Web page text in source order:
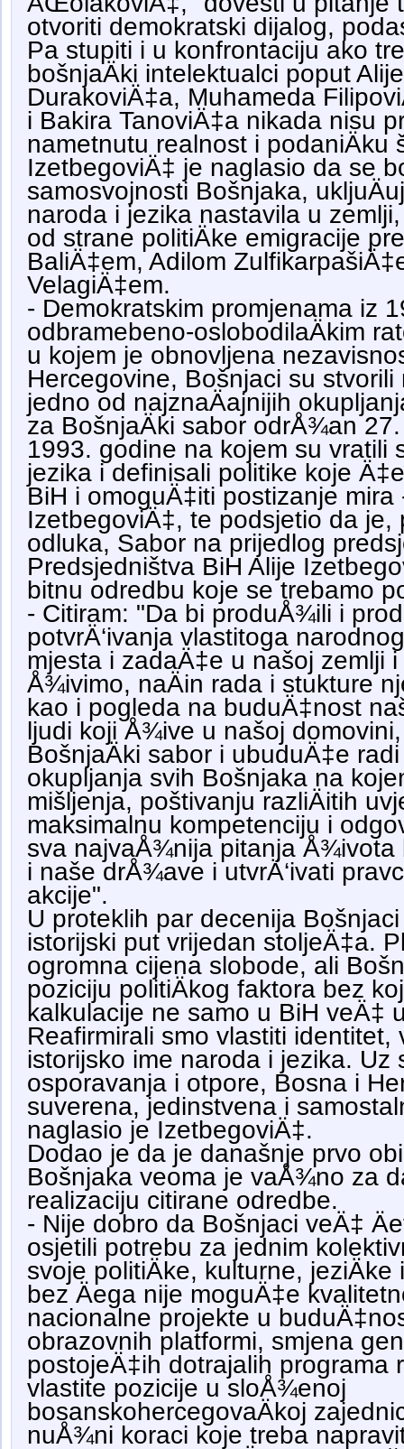
otvoriti demokratski dijalog,
Pa stupiti i u konfrontaciju ako
bošnjaÄki intelektualci poput
DurakoviÄ‡a, Muhameda
i Bakira TanoviÄ‡a nikada nisu
nametnutu realnost i podaniÄku
IzetbegoviÄ‡ je naglasio da se
samosvojnosti Bošnjaka,
naroda i jezika nastavila u
od strane politiÄke emigracije
BaliÄ‡em, Adilom
VelagiÄ‡em.
- Demokratskim promjenama iz
odbramebeno-oslobodilaÄkim
u kojem je obnovljena
Hercegovine, Bošnjaci su
jedno od najznaÄajnijih
za BošnjaÄki sabor odrÅ¾an
1993. godine na kojem su vratili
jezika i definisali politike koje
BiH i omoguÄ‡iti postizanje mira
IzetbegoviÄ‡, te podsjetio da je,
odluka, Sabor na prijedlog
Predsjedništva BiH Alije
bitnu odredbu koje se trebamo
- Citiram: "Da bi produÅ¾ili i
potvrÄ‘ivanja vlastitoga
mjesta i zadaÄ‡e u našoj zemlji
Å¾ivimo, naÄin rada i stukture
kao i pogleda na buduÄ‡nost
ljudi koji Å¾ive u našoj domovini,
BošnjaÄki sabor i ubuduÄ‡e
okupljanja svih Bošnjaka na
mišljenja, poštivanju razliÄitih
maksimalnu kompetenciju i
sva najvaÅ¾nija pitanja Å¾ivota
i naše drÅ¾ave i utvrÄ‘ivati
akcije".
U proteklih par decenija
istorijski put vrijedan stoljeÄ‡a.
ogromna cijena slobode, ali
poziciju politiÄkog faktora bez
kalkulacije ne samo u BiH veÄ‡
Reafirmirali smo vlastiti identitet,
istorijsko ime naroda i jezika. Uz
osporavanja i otpore, Bosna i
suverena, jedinstvena i
naglasio je IzetbegoviÄ‡.
Dodao je da je današnje prvo
Bošnjaka veoma je vaÅ¾no za
realizaciju citirane odredbe.
- Nije dobro da Bošnjaci veÄ‡
osjetili potrebu za jednim
svoje politiÄke, kulturne,
bez Äega nije moguÄ‡e
nacionalne projekte u
obrazovnih platformi, smjena
postojeÄ‡ih dotrajalih programa
vlastite pozicije u sloÅ¾enoj
bosanskohercegovaÄkoj
nuÅ¾ni koraci koje treba